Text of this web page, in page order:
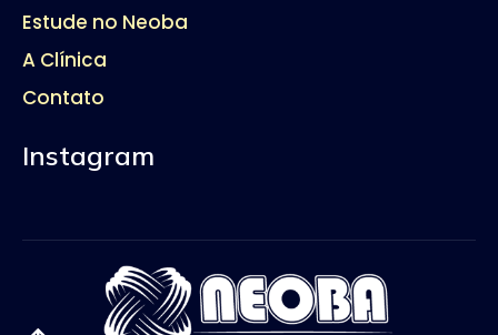
Estude no Neoba
A Clínica
Contato
Instagram